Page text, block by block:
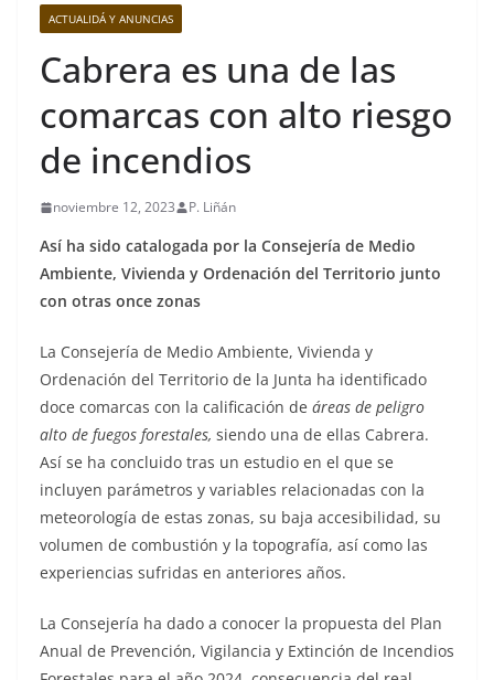
ACTUALIDÁ Y ANUNCIAS
Cabrera es una de las
comarcas con alto riesgo
de incendios
noviembre 12, 2023 P. Liñán
Así ha sido catalogada por la Consejería de Medio
Ambiente, Vivienda y Ordenación del Territorio junto
con otras once zonas
La Consejería de Medio Ambiente, Vivienda y
Ordenación del Territorio de la Junta ha identificado
doce comarcas con la calificación de áreas de peligro
alto de fuegos forestales, siendo una de ellas Cabrera.
Así se ha concluido tras un estudio en el que se
incluyen parámetros y variables relacionadas con la
meteorología de estas zonas, su baja accesibilidad, su
volumen de combustión y la topografía, así como las
experiencias sufridas en anteriores años.
La Consejería ha dado a conocer la propuesta del Plan
Anual de Prevención, Vigilancia y Extinción de Incendios